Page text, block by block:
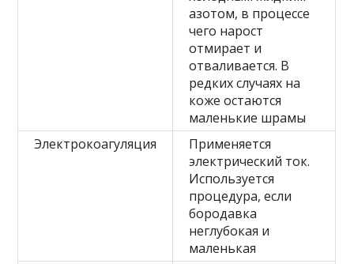
азотом, в процессе
чего нарост
отмирает и
отваливается. В
редких случаях на
коже остаются
маленькие шрамы
Электрокоагуляция
Применяется
электрический ток.
Используется
процедура, если
бородавка
неглубокая и
маленькая